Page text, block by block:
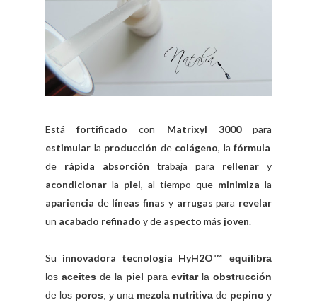
Está fortificado con Matrixyl 3000para
estimular la producción de colágeno, lafórmula
de rápida absorción trabaja para rellenar y
acondicionar la piel, al tiempo que minimiza la
apariencia delíneas finas y arrugas para revelar
un acabado refinado y de aspecto más joven.
Su innovadora tecnología HyH2O™
equilibra
los aceites de la piel para evitarla obstrucción
de los poros , y una mezcla nutritiva de pepino y